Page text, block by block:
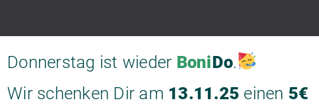
Donnerstag ist wieder BoniDo.
Wir schenken Dir am 13.11.25 einen 5€